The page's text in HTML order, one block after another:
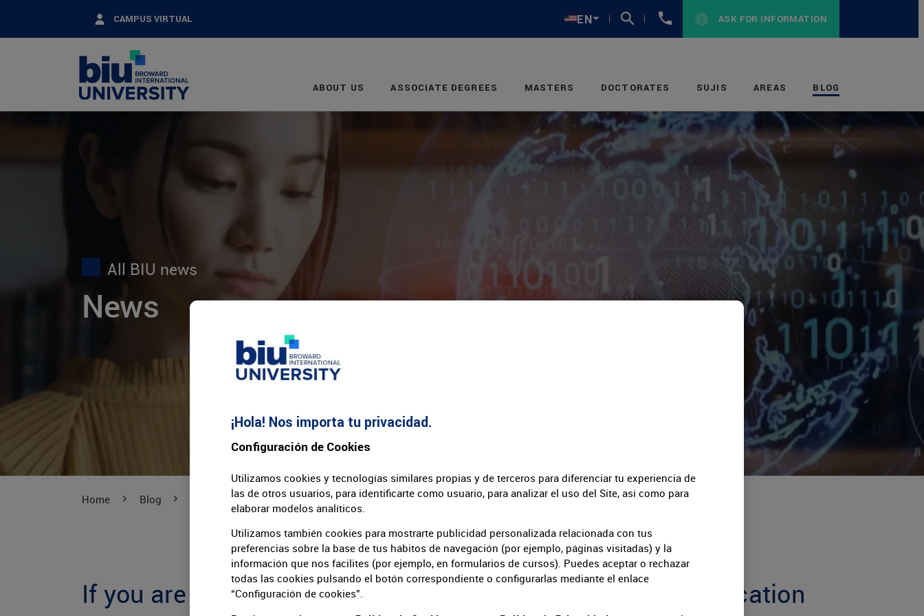
main
CAMPUS VIRTUAL EN +1
(954)
870-
ASK FOR INFORMATION
ABOUT US ASSOCIATE DEGREES MASTERS DOCTORATES SUJIS AREAS BLOG
All BIU news
News
Home Blog
If you are a media outlet and wish to contact the Communication
¡Hola! Nos importa tu privacidad.
Configuración de Cookies
Utilizamos cookies y tecnologías similares propias y de terceros para diferenciar tu experiencia de
las de otros usuarios, para identificarte como usuario, para analizar el uso del Site, así como para
elaborar modelos analíticos.
Utilizamos también cookies para mostrarte publicidad personalizada relacionada con tus
preferencias sobre la base de tus hábitos de navegación (por ejemplo, páginas visitadas) y la
información que nos facilites (por ejemplo, en formularios de cursos). Puedes aceptar o rechazar
todas las cookies pulsando el botón correspondiente o configurarlas mediante el enlace
“Configuración de cookies”.